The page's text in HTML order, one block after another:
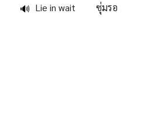
🔊 Lie in wait ซุ่มรอ